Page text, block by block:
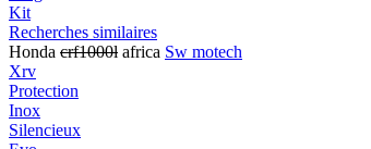
Kit
Recherches similaires
Honda crf1000l africa Sw motech
Xrv
Protection
Inox
Silencieux